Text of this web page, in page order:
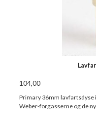
104,00
Primary 36mm lavfartsdyse
Weber-forgasserne og de